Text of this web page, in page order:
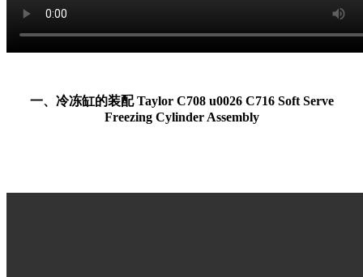
一、冷冻缸的装配 Taylor C708 u0026 C716 Soft Serve
Freezing Cylinder Assembly